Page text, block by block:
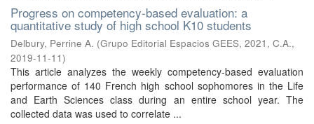
Progress on competency-based evaluation: a
quantitative study of high school K10 students
Delbury, Perrine A. (Grupo Editorial Espacios GEES, 2021, C.A.,
2019-11-11)
This article analyzes the weekly competency-based evaluation
performance of 140 French high school sophomores in the Life
and Earth Sciences class during an entire school year. The
collected data was used to correlate ...